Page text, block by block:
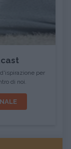
per
di noi.